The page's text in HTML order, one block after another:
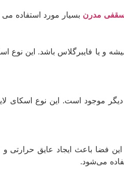
سقفی مدرن بسیار مورد استفاده می
و یا فایبرگلاس باشد. این
موجود است. این نوع اسکای
فضا باعث ایجاد عایق
می‌شود.